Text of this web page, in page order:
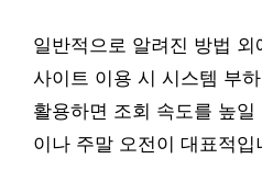
일반적으로 알려진 방법
사이트 이용 시 시스템 부
활용하면 조회 속도를 높
이나 주말 오전이 대표적입